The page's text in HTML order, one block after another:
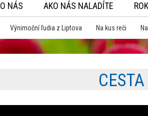
O NÁS AKO NÁS NALADÍTE
Výnimoční ľudia z Liptova Na kus reči